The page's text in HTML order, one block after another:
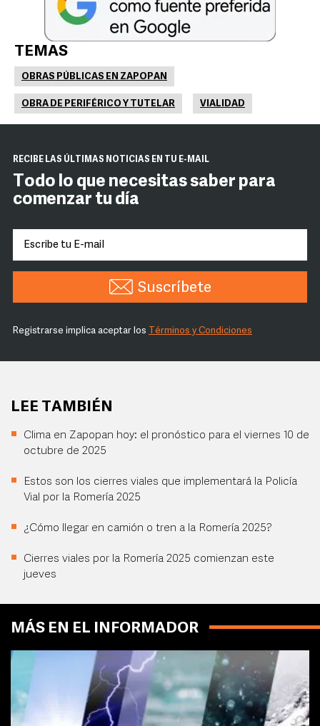
TEMAS
OBRAS PÚBLICAS EN ZAPOPAN
OBRA DE PERIFÉRICO Y TUTELAR VIALIDAD
RECIBE LAS ÚLTIMAS NOTICIAS EN TU E-MAIL
Todo lo que necesitas saber para
comenzar tu día
Suscríbete
Registrarse implica aceptar los Términos y Condiciones
LEE TAMBIÉN
Clima en Zapopan hoy: el pronóstico para el viernes 10 de
octubre de 2025
Estos son los cierres viales que implementará la Policía
Vial por la Romería 2025
¿Cómo llegar en camión o tren a la Romería 2025?
Cierres viales por la Romería 2025 comienzan este
jueves
MÁS EN EL INFORMADOR